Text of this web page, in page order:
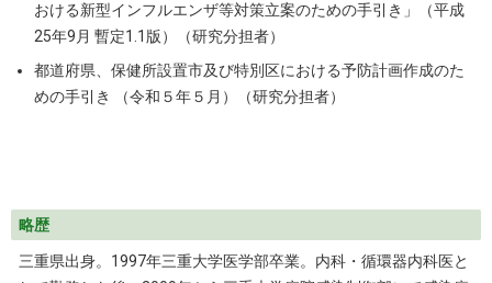
おける新型インフルエンザ等対策立案のための手引き」（平成
25年9月 暫定1.1版）（研究分担者）
都道府県、保健所設置市及び特別区における予防計画作成のた
めの手引き （令和５年５月）（研究分担者）
略歴
三重県出身。1997年三重大学医学部卒業。内科・循環器内科医と